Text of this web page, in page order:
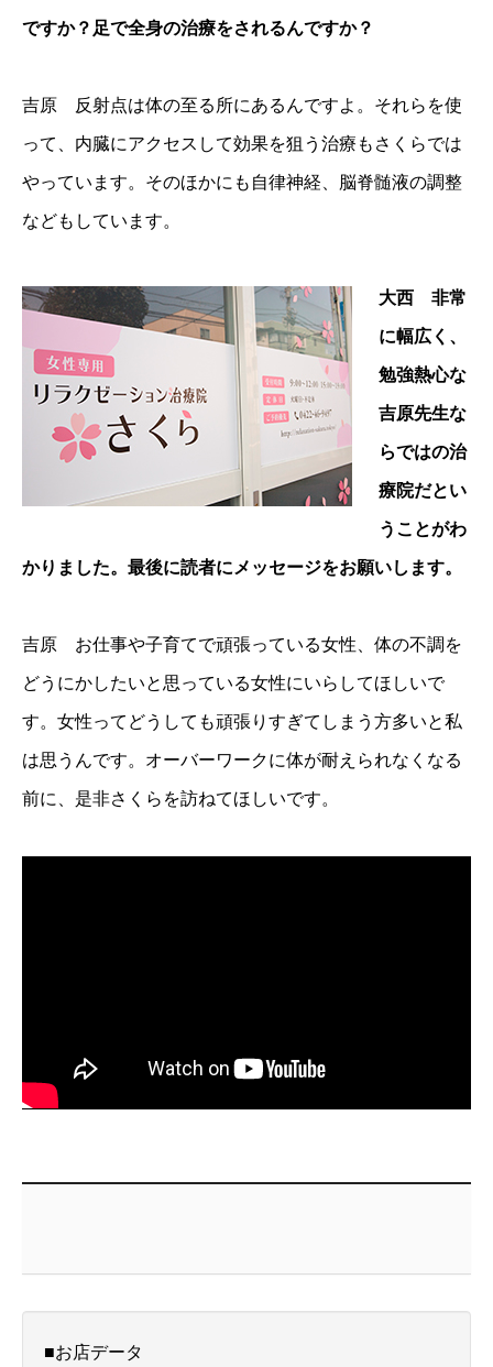
ですか？足で全身の治療をされるんですか？
吉原 反射点は体の至る所にあるんですよ。それらを使
って、内臓にアクセスして効果を狙う治療もさくらでは
やっています。そのほかにも自律神経、脳脊髄液の調整
などもしています。
大西 非常
に幅広く、
勉強熱心な
吉原先生な
らではの治
療院だとい
うことがわ
かりました。最後に読者にメッセージをお願いします。
吉原 お仕事や子育てで頑張っている女性、体の不調を
どうにかしたいと思っている女性にいらしてほしいで
す。女性ってどうしても頑張りすぎてしまう方多いと私
は思うんです。オーバーワークに体が耐えられなくなる
前に、是非さくらを訪ねてほしいです。
■お店データ